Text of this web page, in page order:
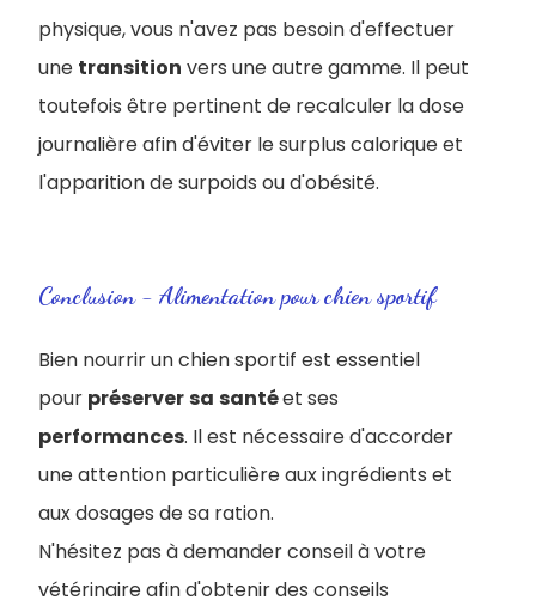
physique, vous n'avez pas besoin d'effectuer
une transition vers une autre gamme. Il peut
toutefois être pertinent de recalculer la dose
journalière afin d'éviter le surplus calorique et
l'apparition de surpoids ou d'obésité.
Conclusion - Alimentation pour chien sportif
Bien nourrir un chien sportif est essentiel
pour préserversa santéet ses
performances. Il est nécessaire d'accorder
une attention particulière aux ingrédients et
aux dosages de sa ration.
N'hésitez pas à demander conseil à votre
vétérinaire afin d'obtenir des conseils